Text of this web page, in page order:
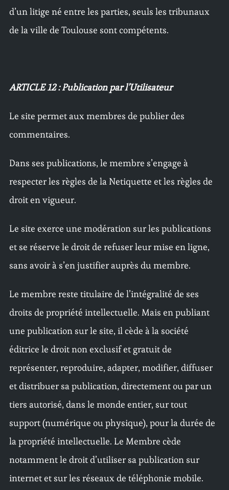
d’un litige né entre les parties, seuls les tribunaux
de la ville de Toulouse sont compétents.
ARTICLE 12 : Publication par l’Utilisateur
Le site permet aux membres de publier des
commentaires.
Dans ses publications, le membre s’engage à
respecter les règles de la Netiquette et les règles de
droit en vigueur.
Le site exerce une modération sur les publications
et se réserve le droit de refuser leur mise en ligne,
sans avoir à s’en justifier auprès du membre.
Le membre reste titulaire de l’intégralité de ses
droits de propriété intellectuelle. Mais en publiant
une publication sur le site, il cède à la société
éditrice le droit non exclusif et gratuit de
représenter, reproduire, adapter, modifier, diffuser
et distribuer sa publication, directement ou par un
tiers autorisé, dans le monde entier, sur tout
support (numérique ou physique), pour la durée de
la propriété intellectuelle. Le Membre cède
notamment le droit d’utiliser sa publication sur
internet et sur les réseaux de téléphonie mobile.